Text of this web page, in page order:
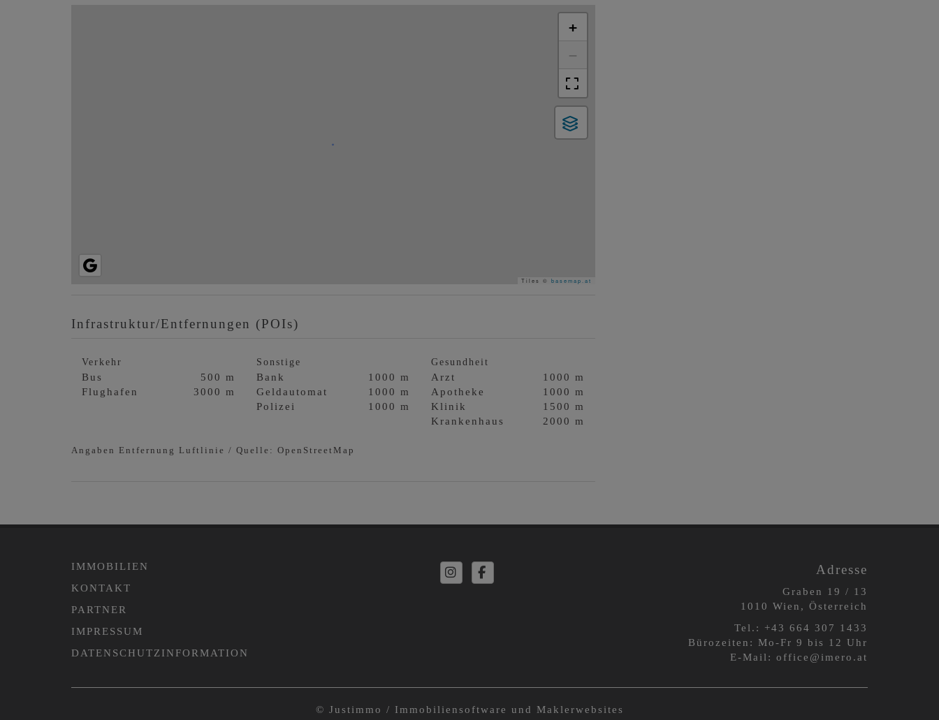
+
−
Tiles © basemap.at
Infrastruktur/Entfernungen (POIs)
Verkehr
Bus
500 m
Flughafen
3000 m
Sonstige
Bank
1000 m
Geldautomat
1000 m
Polizei
1000 m
Gesundheit
Arzt
1000 m
Apotheke
1000 m
Klinik
1500 m
Krankenhaus
2000 m
Angaben Entfernung Luftlinie / Quelle: OpenStreetMap
IMMOBILIEN
KONTAKT
PARTNER
IMPRESSUM
DATENSCHUTZINFORMATION
Adresse
Graben 19 / 13
1010 Wien, Österreich
Tel.: +43 664 307 1433
Bürozeiten: Mo-Fr 9 bis 12 Uhr
E-Mail: office@imero.at
© Justimmo / Immobiliensoftware und Maklerwebsites